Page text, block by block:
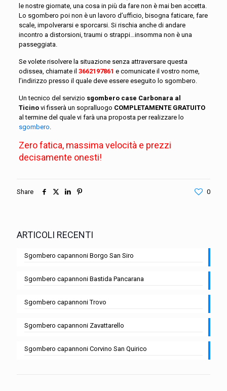
le nostre giornate, una cosa in più da fare non è mai ben accetta.
Lo sgombero poi non è un lavoro d’ufficio, bisogna faticare, fare
scale, impolverarsi e sporcarsi. Si rischia anche di andare
incontro a distorsioni, traumi o strappi…insomma non è una
passeggiata.
Se volete risolvere la situazione senza attraversare questa
odissea, chiamate il 3662197861 e comunicate il vostro nome,
l’indirizzo presso il quale deve essere eseguito lo sgombero.
Un tecnico del servizio sgombero case Carbonara al
Ticino vi fisserà un sopralluogo COMPLETAMENTE GRATUITO
al termine del quale vi farà una proposta per realizzare lo
sgombero.
Zero fatica, massima velocità e prezzi
decisamente onesti!
Share 0
ARTICOLI RECENTI
Sgombero capannoni Borgo San Siro
Sgombero capannoni Bastida Pancarana
Sgombero capannoni Trovo
Sgombero capannoni Zavattarello
Sgombero capannoni Corvino San Quirico